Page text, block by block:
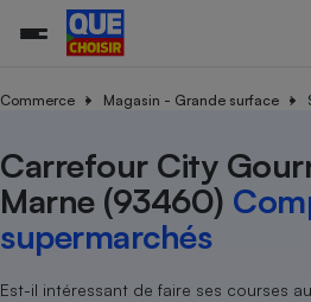
Commerce Magasin - Grande surface
Carrefour City
Marne (93460)
supermarchés
Est-il intéressant de faire ses courses
Toutes les actualités
Enquêtes
Guides d'achat
Conseils
Tous les services
Tous nos combats
Nos actions
Nos grandes victoires
Les billets de la présidente
L’association
Nos missions
Notre méthodologie
Notre financement